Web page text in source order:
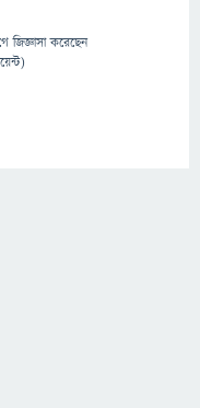
জিজ্ঞাসাকরেছেন